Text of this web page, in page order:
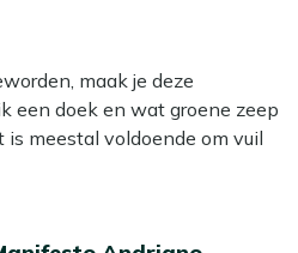
je stoel jarenlang mooi
de basket een stevige basis,
kussens in beige
en fijne ondersteuning als je
maak je deze
een doek en wat groene zeep
meestal voldoende om vuil
grondig schoon te maken